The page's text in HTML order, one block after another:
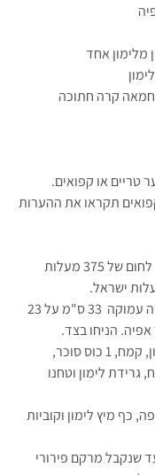
גרם, חמאה קרה חתוכה
תקראו את ההערות
חממו את התנור לחום של 375 מעלות
הניחו בצד.
שימו במעבד מזון, קמח, 1 כוס סוכר,
לימון וטחנו
כף מיץ לימון וקוביות
שנקבל מרקם פירורי